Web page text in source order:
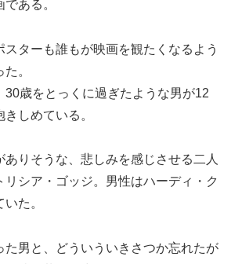
ある。
ターも誰もが映画を観たくなるよう
。
歳をとっくに過ぎたような男が12
しめている。
りそうな、悲しみを感じさせる二人
リシア・ゴッジ。男性はハーディ・ク
た。
男と、どういういきさつか忘れたが